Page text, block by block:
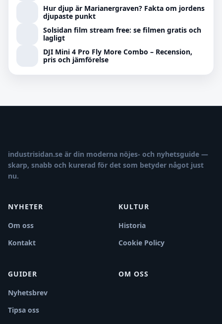
Hur djup är Marianergraven? Fakta om jordens
djupaste punkt
Solsidan film stream free: se filmen gratis och
lagligt
DJI Mini 4 Pro Fly More Combo – Recension,
pris och jämförelse
industrisidan.se är din moderna nöjes- och nyhetsguide —
skarp, snabb och kurerad för det som betyder något just
nu.
NYHETER
Om oss
Kontakt
KULTUR
Historia
Cookie Policy
GUIDER
Nyhetsbrev
Tipsa oss
OM OSS